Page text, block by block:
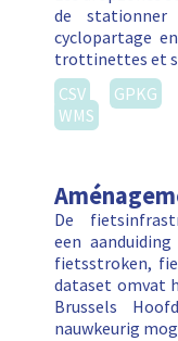
de stationner
cyclopartage
trottinettes et
CSV
GPKG
WMS
De
een
fietsstroken,
dataset omvat
Brussels
nauwkeurig